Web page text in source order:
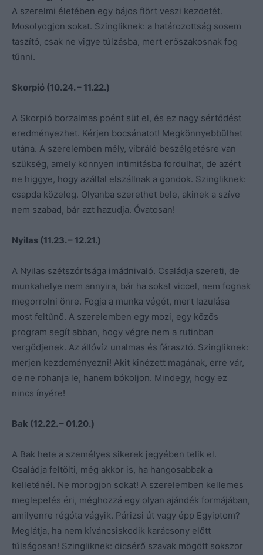
A szerelmi életében egy bájos flört veszi kezdetét.
Mosolyogjon sokat. Szingliknek: a határozottság sosem
taszító, csak ne vigye túlzásba, mert erőszakosnak fog
tűnni.
Skorpió (10.24. – 11.22.)
A Skorpió borzalmas poént süt el, és ez nagy sértődést
eredményezhet. Kérjen bocsánatot! Megkönnyebbülhet
utána. A szerelemben mély, vibráló beszélgetésre van
szükség, amely könnyen intimitásba fordulhat, de azért
ne higgye, hogy azáltal elszállnak a gondok. Szingliknek:
csapda közeleg. Olyanba szerethet bele, akinek a szíve
nem szabad, bár azt hazudja. Óvatosan!
Nyilas (11.23. – 12.21.)
A Nyilas szétszórtsága imádnivaló. Családja szereti, de
munkahelye nem annyira, bár ha sokat viccel, nem fognak
megorrolni önre. Fogja a munka végét, mert lazulása
most feltűnő. A szerelemben egy mozi, egy közös
program segít abban, hogy végre nem a rutinban
vergődjenek. Az állóvíz unalmas és fárasztó. Szingliknek:
merjen kezdeményezni! Akit kinézett magának, erre vár,
de ne rohanja le, hanem bókoljon. Mindegy, hogy ez
nincs ínyére!
Bak (12.22. – 01.20.)
A Bak hete a személyes sikerek jegyében telik el.
Családja feltölti, még akkor is, ha hangosabbak a
kelleténél. Ne morogjon sokat! A szerelemben kellemes
meglepetés éri, méghozzá egy olyan ajándék formájában,
amilyenre régóta vágyik. Párizsi út vagy épp Egyiptom?
Meglátja, ha nem kíváncsiskodik karácsony előtt
túlságosan! Szingliknek: dicsérő szavak mögött sokszor